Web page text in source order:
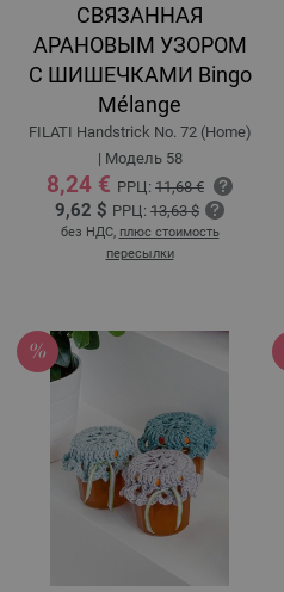
СВЯЗАННАЯ
АРАНОВЫМ УЗОРОМ
С ШИШЕЧКАМИ Bingo
Mélange
FILATI Handstrick No. 72 (Home)
| Модель 58
8,24 € РРЦ: 11,68 €
9,62 $ РРЦ: 13,63 $
без НДС, плюс стоимость
пересылки